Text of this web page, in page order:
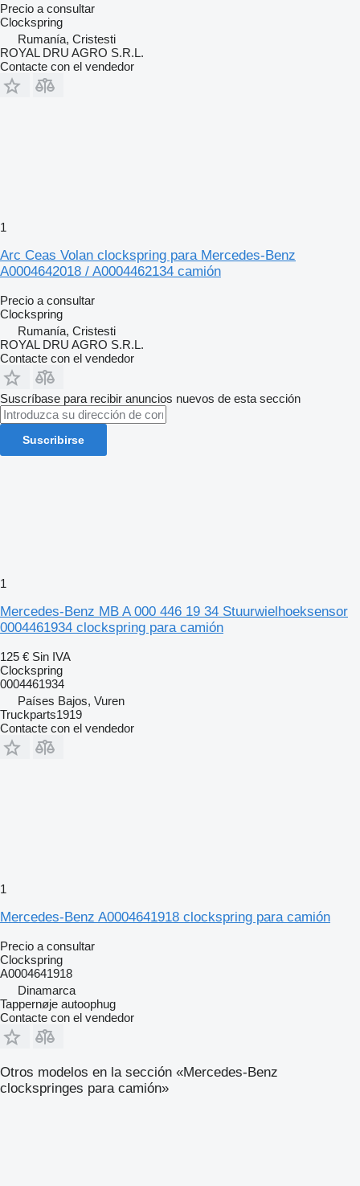
Precio a consultar
Clockspring
Rumanía, Cristesti
ROYAL DRU AGRO S.R.L.
Contacte con el vendedor
1
Arc Ceas Volan clockspring para Mercedes-Benz
A0004642018 / A0004462134 camión
Precio a consultar
Clockspring
Rumanía, Cristesti
ROYAL DRU AGRO S.R.L.
Contacte con el vendedor
Suscríbase para recibir anuncios nuevos de esta sección
Suscribirse
1
Mercedes-Benz MB A 000 446 19 34 Stuurwielhoeksensor
0004461934 clockspring para camión
125 € Sin IVA
Clockspring
0004461934
Países Bajos, Vuren
Truckparts1919
Contacte con el vendedor
1
Mercedes-Benz A0004641918 clockspring para camión
Precio a consultar
Clockspring
A0004641918
Dinamarca
Tappernøje autoophug
Contacte con el vendedor
Otros modelos en la sección «Mercedes-Benz
clockspringes para camión»